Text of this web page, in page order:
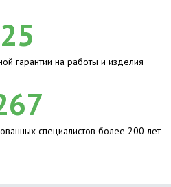
25
гарантии на работы и изделия
специалистов более 200 лет